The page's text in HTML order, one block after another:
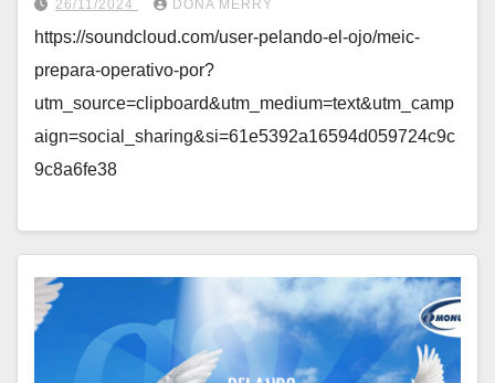
26/11/2024 DOÑA MERRY
https://soundcloud.com/user-pelando-el-ojo/meic-
prepara-operativo-por?
utm_source=clipboard&utm_medium=text&utm_camp
aign=social_sharing&si=61e5392a16594d059724c9c
9c8a6fe38